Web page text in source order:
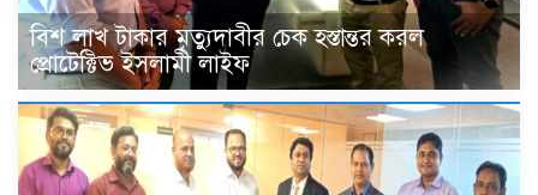
বিশ লাখ টাকার মৃত্যুদাবীর চেক হস্তান্তর করল
প্রোটেক্টিভ ইসলামী লাইফ